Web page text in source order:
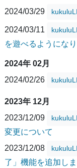
2024/03/29
2024/03/11
を遊べるようになり
2024年 02月
2024/02/26
2023年 12月
2023/12/09
変更について
2023/12/08
了」機能を追加し